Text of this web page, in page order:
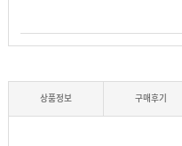
상품정보 구매후기